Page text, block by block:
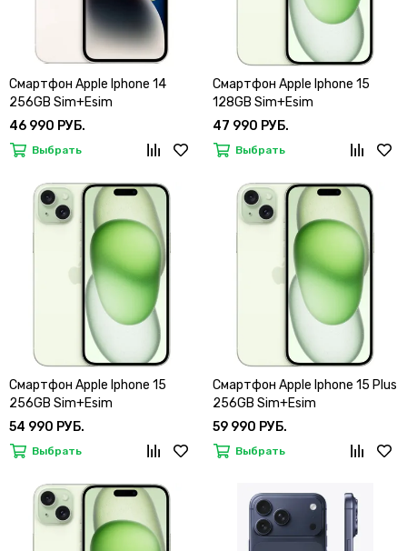
Смартфон Apple Iphone 14
256GB Sim+Esim
46 990 РУБ.
Выбрать
Смартфон Apple Iphone 15
128GB Sim+Esim
47 990 РУБ.
Выбрать
Смартфон Apple Iphone 15
256GB Sim+Esim
54 990 РУБ.
Выбрать
Смартфон Apple Iphone 15 Plus
256GB Sim+Esim
59 990 РУБ.
Выбрать